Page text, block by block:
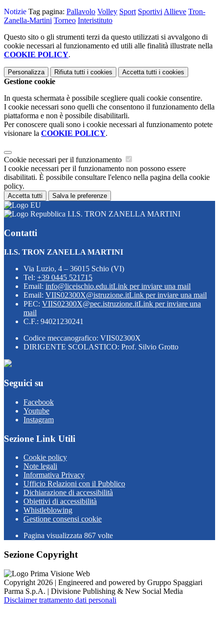
Notizie Tag pagina: Pallavolo Volley Sport Sportivi Allieve Tron-
Zanella-Martini Torneo Interistituto
Questo sito o gli strumenti terzi da questo utilizzati si avvalgono di
cookie necessari al funzionamento ed utili alle finalità illustrate nella
COOKIE POLICY.
Personalizza Rifiuta tutti i cookies Accetta tutti i cookies
Gestione cookie
In questa schermata è possibile scegliere quali cookie consentire.
I cookie necessari sono quelli che consentono il funzionamento della
piattaforma e non è possibile disabilitarli.
Per conoscere quali sono i cookie necessari al funzionamento potete
visionare la COOKIE POLICY.
Cookie necessari per il funzionamento
I cookie necessari per il funzionamento non possono essere
disabilitati. È possibile consultare l'elenco nella pagina della cookie
policy.
Accetta tutti Salva le preferenze
I.I.S. TRON ZANELLA MARTINI
Contatti
I.I.S. TRON ZANELLA MARTINI
Via Luzio, 4 – 36015 Schio (VI)
Tel: +39 0445 521715
Email: info@liceischio.edu.itLink per inviare una mail
Email: VIIS02300X@istruzione.itLink per inviare una mail
PEC: VIIS02300X@pec.istruzione.itLink per inviare una
mail
C.F.: 94021230241
Codice meccanografico: VIIS02300X
DIRIGENTE SCOLASTICO: Prof. Silvio Grotto
Seguici su
Facebook
Youtube
Instagram
Sezione Link Utili
Cookie policy
Note legali
Informativa Privacy
Ufficio Relazioni con il Pubblico
Dichiarazione di accessibilità
Obiettivi di accessibilità
Whistleblowing
Gestione consensi cookie
Pagina visualizzata 867 volte
Sezione Copyright
Copyright 2026 | Engineered and powered by Gruppo Spaggiari
Parma S.p.A. | Divisione Publishing & New Social Media
Disclaimer trattamento dati personali